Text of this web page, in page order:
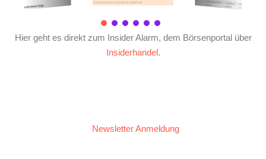
Hier geht es direkt zum Insider Alarm, dem Börsenportal über
Insiderhandel.
Newsletter Anmeldung